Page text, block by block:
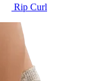
Rip Curl